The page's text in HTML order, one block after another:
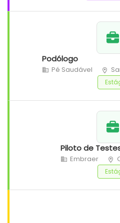
Podólogo
Pé Saudável
Piloto de
Embraer